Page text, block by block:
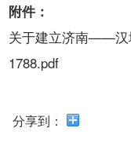
附件：
关于建立济南——汉
1788.pdf
分享到：
Alt
加
波
浪